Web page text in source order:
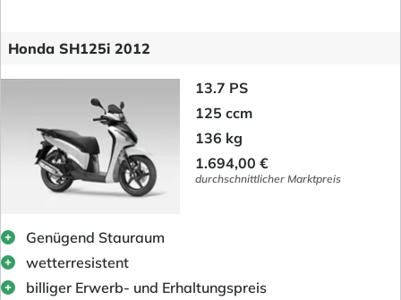
Honda SH125i 2012
13.7 PS
125 ccm
136 kg
1.694,00 €
durchschnittlicher Marktpreis
Genügend Stauraum
wetterresistent
billiger Erwerb- und Erhaltungspreis